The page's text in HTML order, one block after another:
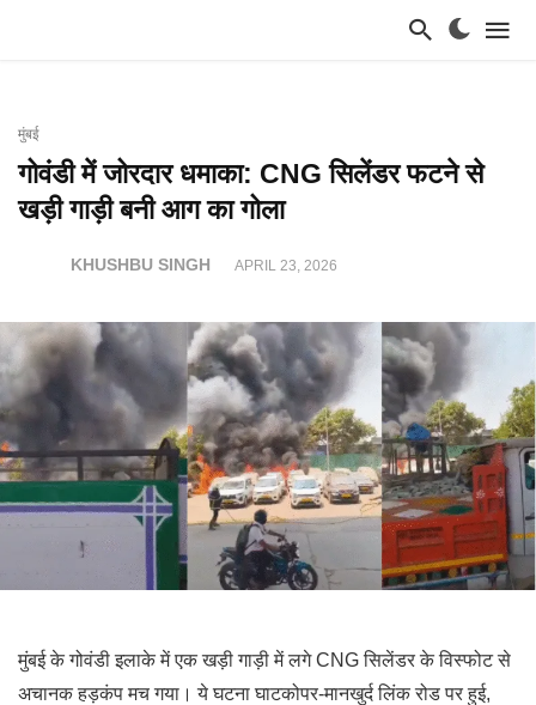
मुंबई
गोवंडी में जोरदार धमाका: CNG सिलेंडर फटने से
खड़ी गाड़ी बनी आग का गोला
KHUSHBU SINGH APRIL 23, 2026
मुंबई के गोवंडी इलाके में एक खड़ी गाड़ी में लगे CNG सिलेंडर के विस्फोट से
अचानक हड़कंप मच गया। ये घटना घाटकोपर-मानखुर्द लिंक रोड पर हुई,